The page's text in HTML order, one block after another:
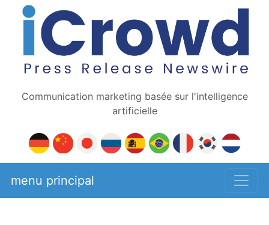
Communication marketing basée sur l'intelligence
artificielle
menu principal